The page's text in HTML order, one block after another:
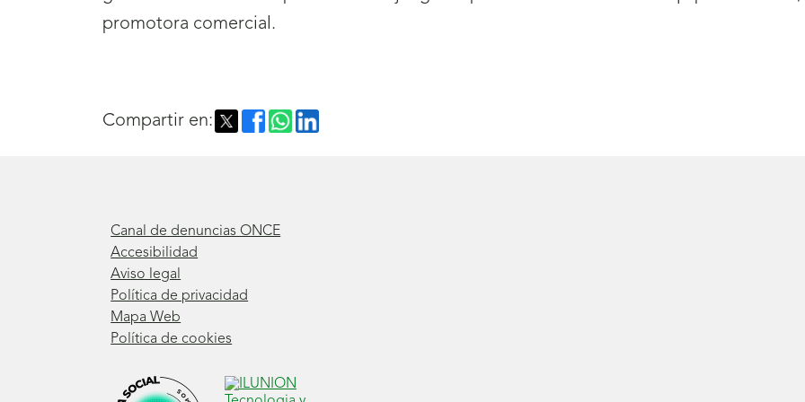
promotora comercial.
Compartir en:
Canal de denuncias ONCE
Accesibilidad
Aviso legal
Política de privacidad
Mapa Web
Política de cookies